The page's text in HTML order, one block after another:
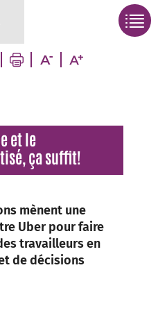
et le
ça suffit!
mènent une
Uber pour faire
travailleurs en
de décisions